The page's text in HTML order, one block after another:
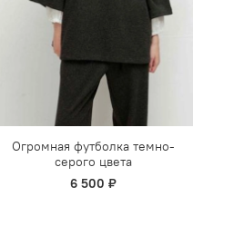
Огромная футболка темно-
серого цвета
6 500 ₽